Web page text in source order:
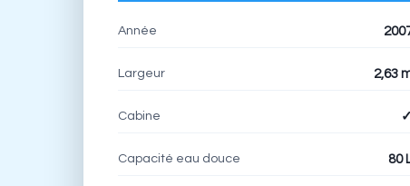
Année
Largeur 2,63
Cabine ✓
Capacité eau douce 80